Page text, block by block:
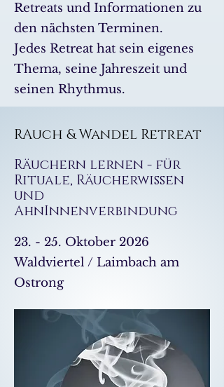
Retreats und Informationen zu
den nächsten Terminen.
Jedes Retreat hat sein eigenes
Thema, seine Jahreszeit und
seinen Rhythmus.
Räuchern lernen - für
Rituale, Räucherwissen
und
AhnInnenverbindung
23. - 25. Oktober 2026
Waldviertel / Laimbach am
Ostrong
RAuch & Wandel Retreat